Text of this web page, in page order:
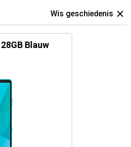
Wis geschiedenis
Blauw